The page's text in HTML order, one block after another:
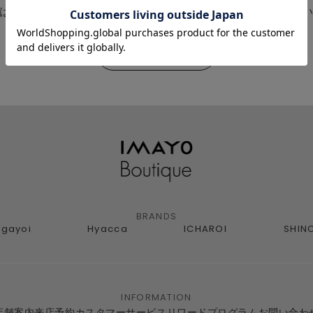
、会員限定イベントやメールマガジンなどの最新情報を
BRANDS
Hyacca ICHAROI
INFORMATION